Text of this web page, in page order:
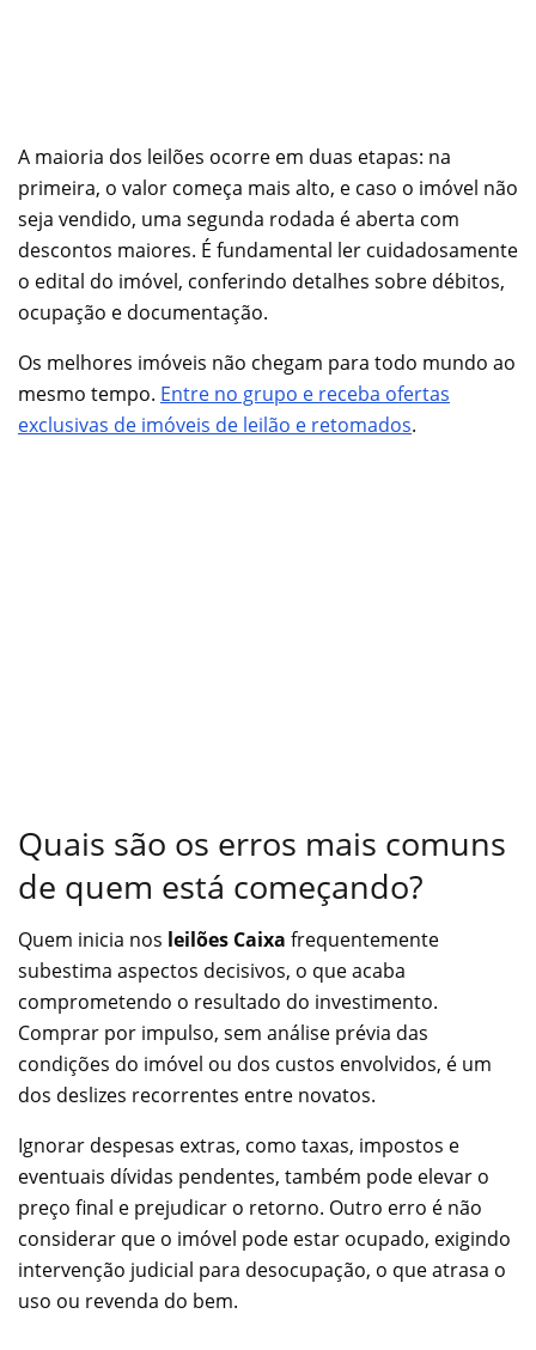
A maioria dos leilões ocorre em duas etapas: na
primeira, o valor começa mais alto, e caso o imóvel não
seja vendido, uma segunda rodada é aberta com
descontos maiores. É fundamental ler cuidadosamente
o edital do imóvel, conferindo detalhes sobre débitos,
ocupação e documentação.
Os melhores imóveis não chegam para todo mundo ao
mesmo tempo. Entre no grupo e receba ofertas
exclusivas de imóveis de leilão e retomados.
Quais são os erros mais comuns
de quem está começando?
Quem inicia nos leilões Caixa frequentemente
subestima aspectos decisivos, o que acaba
comprometendo o resultado do investimento.
Comprar por impulso, sem análise prévia das
condições do imóvel ou dos custos envolvidos, é um
dos deslizes recorrentes entre novatos.
Ignorar despesas extras, como taxas, impostos e
eventuais dívidas pendentes, também pode elevar o
preço final e prejudicar o retorno. Outro erro é não
considerar que o imóvel pode estar ocupado, exigindo
intervenção judicial para desocupação, o que atrasa o
uso ou revenda do bem.